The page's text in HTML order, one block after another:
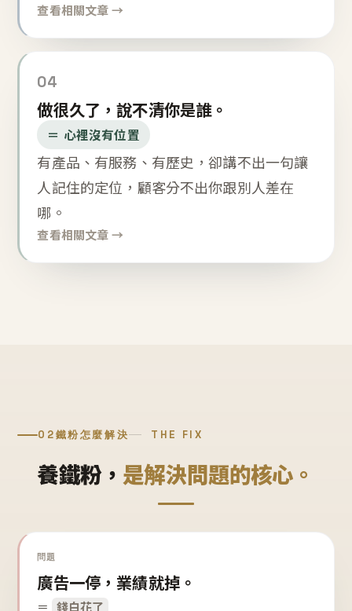
查看相關文章 →
04
做很久了，說不清你是誰。
＝ 心裡沒有位置
有產品、有服務、有歷史，卻講不出一句讓
人記住的定位，顧客分不出你跟別人差在
哪。
查看相關文章 →
02鐵粉怎麼解決 THE FIX
養鐵粉， 是解決問題的核心。
問題
廣告一停，業績就掉。
＝ 錢白花了